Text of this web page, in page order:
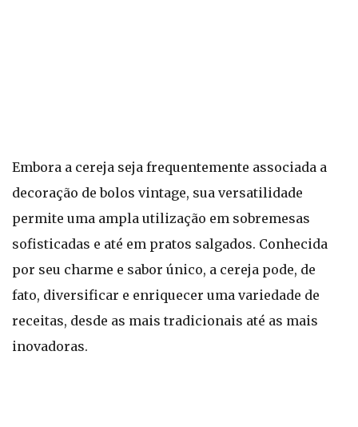
Embora a cereja seja frequentemente associada a
decoração de bolos vintage, sua versatilidade
permite uma ampla utilização em sobremesas
sofisticadas e até em pratos salgados. Conhecida
por seu charme e sabor único, a cereja pode, de
fato, diversificar e enriquecer uma variedade de
receitas, desde as mais tradicionais até as mais
inovadoras.